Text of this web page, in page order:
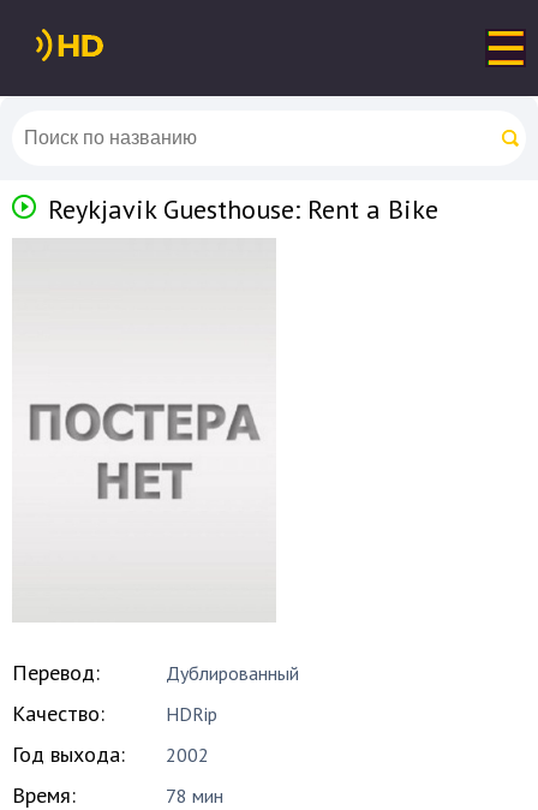
Reykjavik Guesthouse: Rent a Bike
Перевод: Дублированный
Качество: HDRip
Год выхода: 2002
Время: 78 мин